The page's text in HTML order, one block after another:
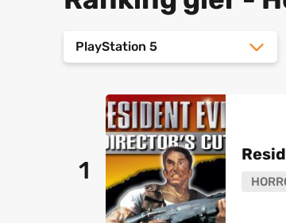
PlayStation 5
1